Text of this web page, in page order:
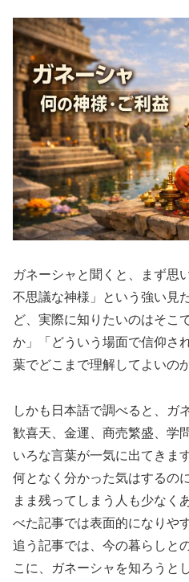
ガネーシャと聞くと、まず思
不思議な神様」という強い見
ど、実際に知りたいのはそこ
か」「どういう場面で信仰さ
葉でどこまで理解してよいの
しかも日本語で調べると、ガ
歓喜天、金運、商売繁盛、学
いろな言葉が一気に出てきま
何となく分かった気はするの
まま残ってしまう人も少なく
べた記事では表面的になりや
追う記事では、今の暮らしと
こに、ガネーシャを知ろうと